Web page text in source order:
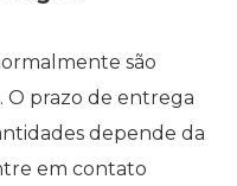
são
O prazo de entrega
depende da
em contato